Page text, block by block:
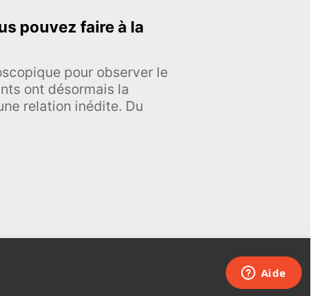
pouvez faire à la
pour observer le
ont désormais la
relation inédite. Du